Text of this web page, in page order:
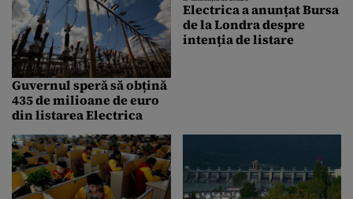
Guvernul speră să obțină
435 de milioane de euro
din listarea Electrica
Electrica a anunțat Bursa
de la Londra despre
intenția de listare